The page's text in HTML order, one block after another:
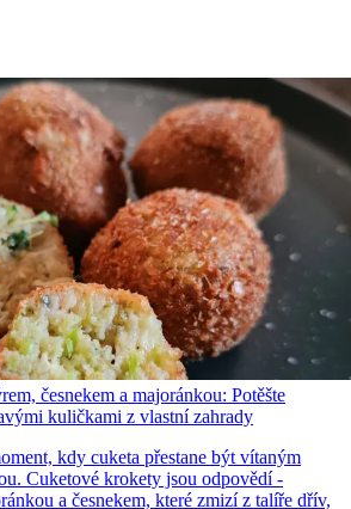
česnekem a majoránkou: Potěšte
kuličkami z vlastní zahrady
kdy cuketa přestane být vítaným
Cuketové krokety jsou odpovědí -
a česnekem, které zmizí z talíře dřív,